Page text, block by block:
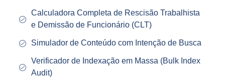
Calculadora Completa de Rescisão Trabalhista
e Demissão de Funcionário (CLT)
Simulador de Conteúdo com Intenção de Busca
Verificador de Indexação em Massa (Bulk Index
Audit)